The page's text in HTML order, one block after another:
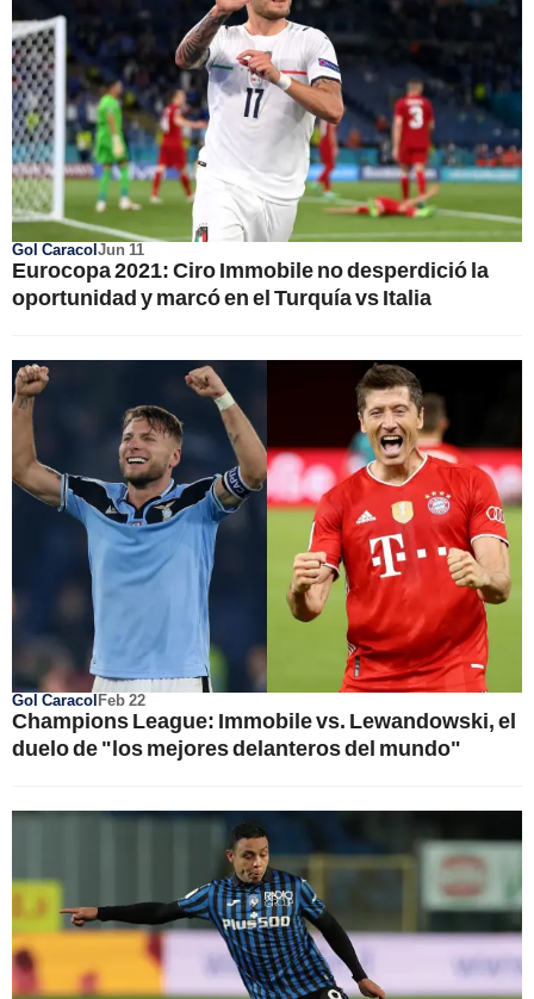
Gol CaracolJun 11
Eurocopa 2021: Ciro Immobile no desperdició la
oportunidad y marcó en el Turquía vs Italia
Gol CaracolFeb 22
Champions League: Immobile vs. Lewandowski, el
duelo de "los mejores delanteros del mundo"